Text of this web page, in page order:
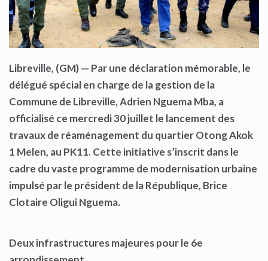
Libreville, (GM) — Par une déclaration mémorable, le
délégué spécial en charge de la gestion de la
Commune de Libreville, Adrien Nguema Mba, a
officialisé ce mercredi 30 juillet le lancement des
travaux de réaménagement du quartier Otong Akok
1 Melen, au PK11. Cette initiative s’inscrit dans le
cadre du vaste programme de modernisation urbaine
impulsé par le président de la République, Brice
Clotaire Oligui Nguema.
Deux infrastructures majeures pour le 6e